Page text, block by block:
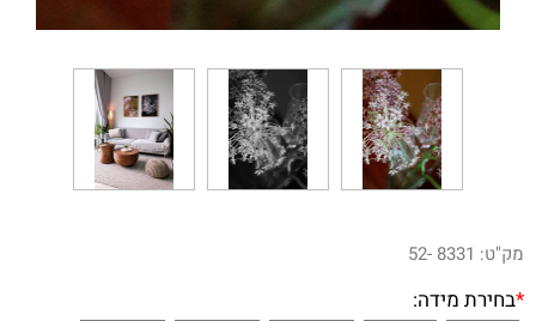
מק"ט: 8331 -52
*בחירת מידה: